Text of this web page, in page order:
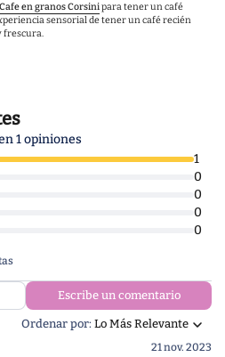
Cafe en granos Corsinipara tener un café
sensorial de tener un café recién
frescura.